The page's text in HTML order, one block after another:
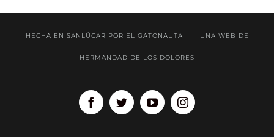
HECHA EN SANLÚCAR POR EL GATONAUTA | UNA WEB DE
HERMANDAD DE LOS DOLORES
FacebookTwitterYoutubeInstagram